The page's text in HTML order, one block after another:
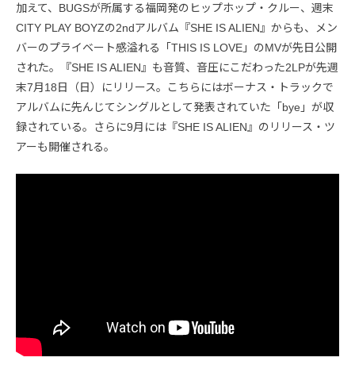
加えて、BUGSが所属する福岡発のヒップホップ・クルー、週末
CITY PLAY BOYZの2ndアルバム『SHE IS ALIEN』からも、メン
バーのプライベート感溢れる「THIS IS LOVE」のMVが先日公開
された。『SHE IS ALIEN』も音質、音圧にこだわった2LPが先週
末7月18日（日）にリリース。こちらにはボーナス・トラックで
アルバムに先んじてシングルとして発表されていた「bye」が収
録されている。さらに9月には『SHE IS ALIEN』のリリース・ツ
アーも開催される。